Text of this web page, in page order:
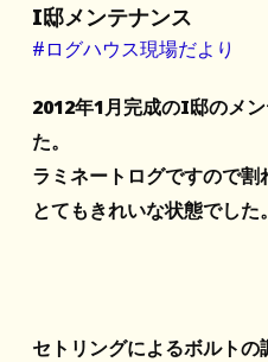
I邸メンテナンス
#ログハウス現場だより
2012年1月完成のI邸のメ
た。
ラミネートログですので
とてもきれいな状態でした。
セトリングによるボルトの